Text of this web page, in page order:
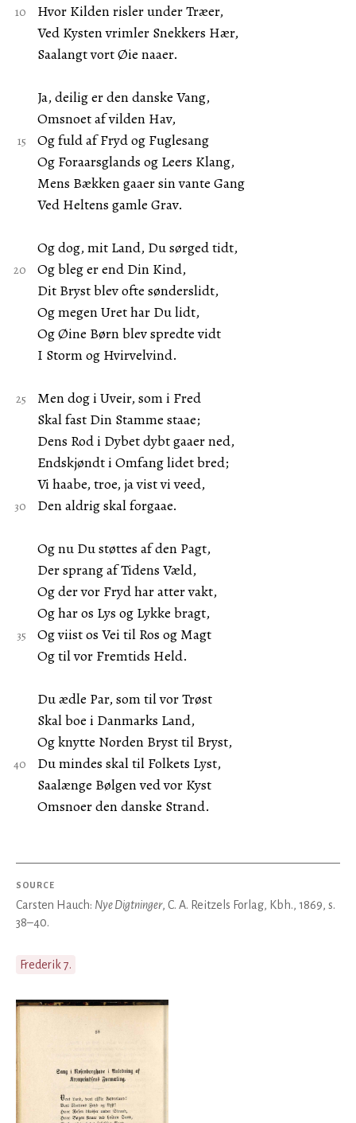
Hvor Kilden risler under Træer,
Ved Kysten vrimler Snekkers Hær,
Saalangt vort Øie naaer.
Ja, deilig er den danske Vang,
Omsnoet af vilden Hav,
Og fuld af Fryd og Fuglesang
Og Foraarsglands og Leers Klang,
Mens Bækken gaaer sin vante Gang
Ved Heltens gamle Grav.
Og dog, mit Land, Du sørged tidt,
Og bleg er end Din Kind,
Dit Bryst blev ofte sønderslidt,
Og megen Uret har Du lidt,
Og Øine Børn blev spredte vidt
I Storm og Hvirvelvind.
Men dog i Uveir, som i Fred
Skal fast Din Stamme staae;
Dens Rod i Dybet dybt gaaer ned,
Endskjøndt i Omfang lidet bred;
Vi haabe, troe, ja vist vi veed,
Den aldrig skal forgaae.
Og nu Du støttes af den Pagt,
Der sprang af Tidens Væld,
Og der vor Fryd har atter vakt,
Og har os Lys og Lykke bragt,
Og viist os Vei til Ros og Magt
Og til vor Fremtids Held.
Du ædle Par, som til vor Trøst
Skal boe i Danmarks Land,
Og knytte Norden Bryst til Bryst,
Du mindes skal til Folkets Lyst,
Saalænge Bølgen ved vor Kyst
Omsnoer den danske Strand.
SOURCE
Carsten Hauch: Nye Digtninger, C. A. Reitzels Forlag, Kbh., 1869, s.
38–40.
Frederik 7.